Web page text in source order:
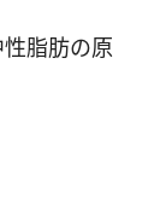
脂肪の原